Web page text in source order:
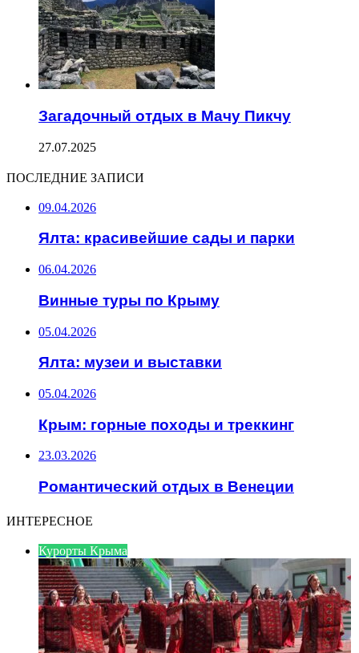
Загадочный отдых в Мачу Пикчу
27.07.2025
ПОСЛЕДНИЕ ЗАПИСИ
09.04.2026
Ялта: красивейшие сады и парки
06.04.2026
Винные туры по Крыму
05.04.2026
Ялта: музеи и выставки
05.04.2026
Крым: горные походы и треккинг
23.03.2026
Романтический отдых в Венеции
ИНТЕРЕСНОЕ
Курорты Крыма